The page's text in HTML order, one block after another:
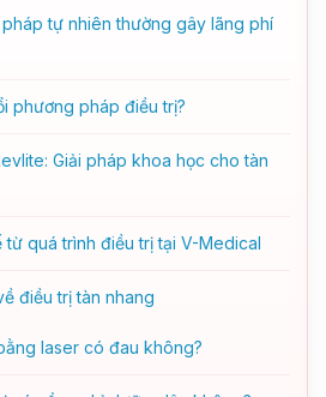
tự nhiên thường gây lãng phí
phương pháp điều trị?
Giải pháp khoa học cho tàn
từ quá trình điều trị tại V-Medical
điều trị tàn nhang
laser có đau không?